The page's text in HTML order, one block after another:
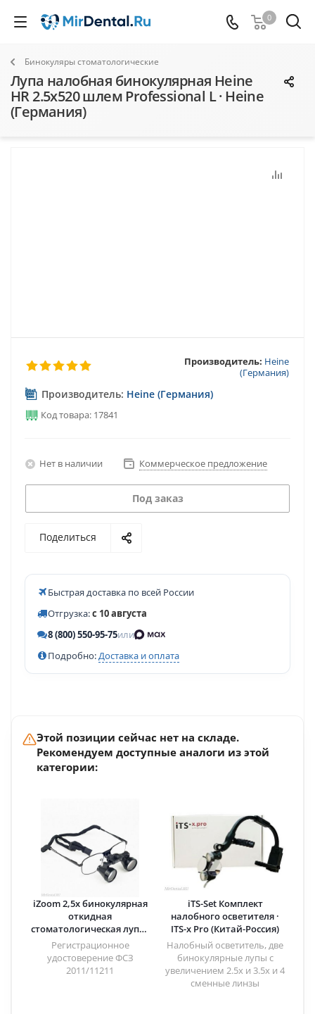
0
Бинокуляры стоматологические
Лупа налобная бинокулярная Heine
HR 2.5x520 шлем Professional L · Heine
(Германия)
Производитель: Heine
(Германия)
Производитель: Heine (Германия)
Код товара: 17841
Нет в наличии Коммерческое предложение
Под заказ
Поделиться
Быстрая доставка по всей России
Отгрузка:с 10 августа
8 (800) 550-95-75или
Подробно:Доставка и оплата
Этой позиции сейчас нет на складе.
Рекомендуем доступные аналоги из этой
категории:
iZoom 2,5х бинокулярная
откидная
стоматологическая лупа ·
DentLight (США)
Регистрационное
удостоверение ФСЗ
2011/11211
iTS-Set Комплект
налобного осветителя ·
ITS-x Pro (Китай-Россия)
Налобный осветитель, две
бинокулярные лупы с
увеличением 2.5x и 3.5x и 4
сменные линзы